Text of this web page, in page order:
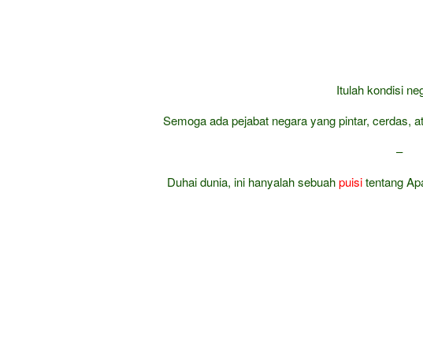
Itulah kondisi
Semoga ada pejabat negara yang pintar, cerdas,
–
Duhai dunia, ini hanyalah sebuahpuisitentang